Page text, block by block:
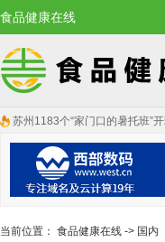
食品健康在线
苏州1183个“家门口的暑托班”
当前位置： 食品健康在线 -> 国内